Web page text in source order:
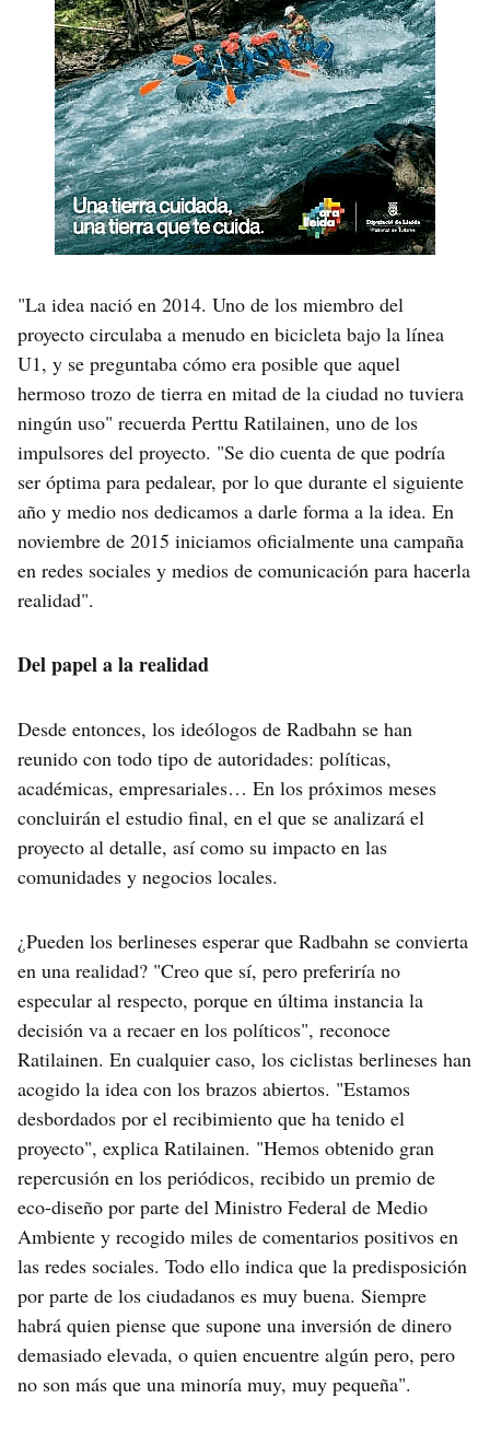
"La idea nació en 2014. Uno de los miembro del
proyecto circulaba a menudo en bicicleta bajo la línea
U1, y se preguntaba cómo era posible que aquel
hermoso trozo de tierra en mitad de la ciudad no tuviera
ningún uso" recuerda Perttu Ratilainen, uno de los
impulsores del proyecto. "Se dio cuenta de que podría
ser óptima para pedalear, por lo que durante el siguiente
año y medio nos dedicamos a darle forma a la idea. En
noviembre de 2015 iniciamos oficialmente una campaña
en redes sociales y medios de comunicación para hacerla
realidad".
Del papel a la realidad
Desde entonces, los ideólogos de Radbahn se han
reunido con todo tipo de autoridades: políticas,
académicas, empresariales… En los próximos meses
concluirán el estudio final, en el que se analizará el
proyecto al detalle, así como su impacto en las
comunidades y negocios locales.
¿Pueden los berlineses esperar que Radbahn se convierta
en una realidad? "Creo que sí, pero preferiría no
especular al respecto, porque en última instancia la
decisión va a recaer en los políticos", reconoce
Ratilainen. En cualquier caso, los ciclistas berlineses han
acogido la idea con los brazos abiertos. "Estamos
desbordados por el recibimiento que ha tenido el
proyecto", explica Ratilainen. "Hemos obtenido gran
repercusión en los periódicos, recibido un premio de
eco-diseño por parte del Ministro Federal de Medio
Ambiente y recogido miles de comentarios positivos en
las redes sociales. Todo ello indica que la predisposición
por parte de los ciudadanos es muy buena. Siempre
habrá quien piense que supone una inversión de dinero
demasiado elevada, o quien encuentre algún pero, pero
no son más que una minoría muy, muy pequeña".